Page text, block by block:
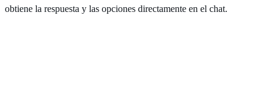
obtiene la respuesta y las opciones directamente en el chat.